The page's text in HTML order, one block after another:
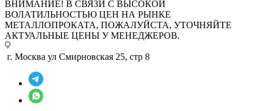
ВНИМАНИЕ! В СВЯЗИ С ВЫСОКОЙ
ВОЛАТИЛЬНОСТЬЮ ЦЕН НА РЫНКЕ
МЕТАЛЛОПРОКАТА, ПОЖАЛУЙСТА, УТОЧНЯЙТЕ
АКТУАЛЬНЫЕ ЦЕНЫ У МЕНЕДЖЕРОВ.
г. Москва ул Смирновская 25, стр 8